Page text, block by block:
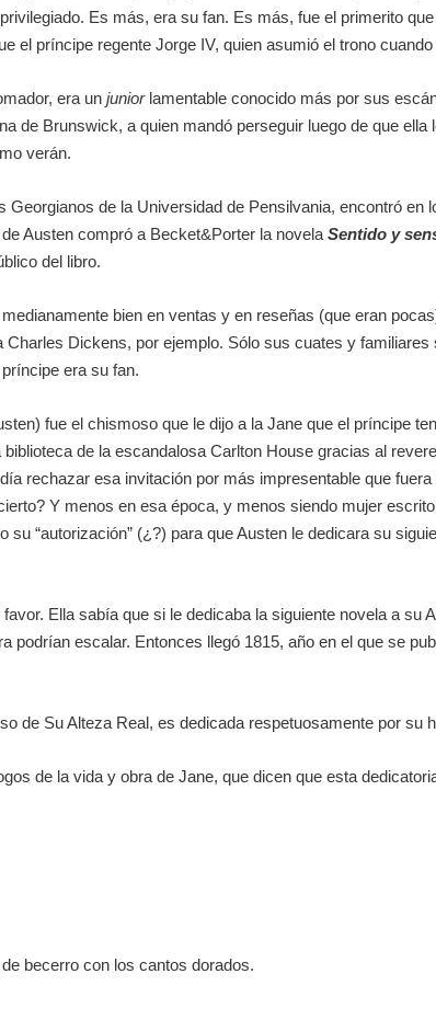
Es más, era su fan. Es más, fue el primerito
el príncipe regente Jorge IV, quien asumió el trono
era un junior lamentable conocido más por sus
de Brunswick, a quien mandó perseguir luego de que
verán.
de la Universidad de Pensilvania, encontró en
Austen compró a Becket&Porter la novela Sentido y
del libro.
bien en ventas y en reseñas (que eran
Dickens, por ejemplo. Sólo sus cuates y familiares
era su fan.
fue el chismoso que le dijo a la Jane que el príncipe
de la escandalosa Carlton House gracias al
rechazar esa invitación por más impresentable que fuera
Y menos en esa época, y menos siendo mujer
su “autorización” (¿?) para que Austen le dedicara su
Ella sabía que si le dedicaba la siguiente novela a su
podrían escalar. Entonces llegó 1815, año en el que se
de Su Alteza Real, es dedicada respetuosamente por su
de la vida y obra de Jane, que dicen que esta
becerro con los cantos dorados.